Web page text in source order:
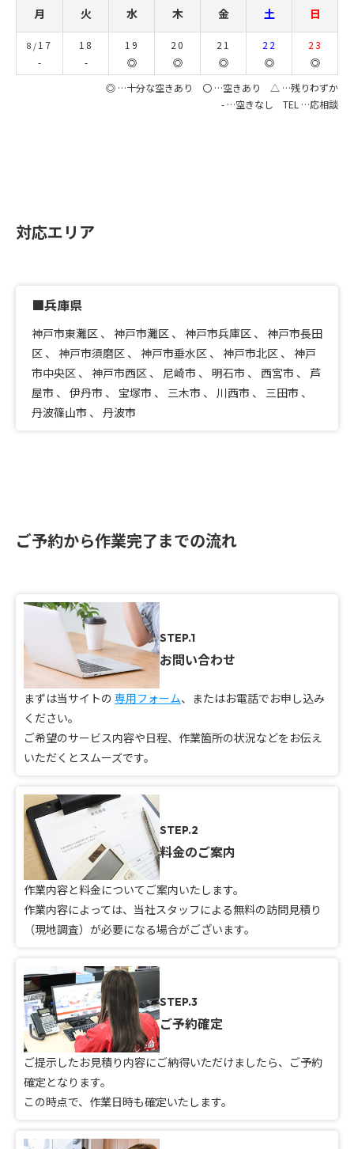
月 火 水 木 金 土 日
8/ 17
-
18
-
19
◎
20
◎
21
◎
22
◎
23
◎
◎ …十分な空きあり 〇 …空きあり △ …残りわずか
- …空きなし TEL …応相談
対応エリア
■兵庫県
神戸市東灘区 、 神戸市灘区 、 神戸市兵庫区 、 神戸市長田
区 、 神戸市須磨区 、 神戸市垂水区 、 神戸市北区 、 神戸
市中央区 、 神戸市西区 、 尼崎市 、 明石市 、 西宮市 、 芦
屋市 、 伊丹市 、 宝塚市 、 三木市 、 川西市 、 三田市 、
丹波篠山市 、 丹波市
ご予約から作業完了までの流れ
STEP.1
お問い合わせ
まずは当サイトの 専用フォーム、またはお電話でお申し込み
ください。
ご希望のサービス内容や日程、作業箇所の状況などをお伝え
いただくとスムーズです。
STEP.2
料金のご案内
作業内容と料金についてご案内いたします。
作業内容によっては、当社スタッフによる無料の訪問見積り
（現地調査）が必要になる場合がございます。
STEP.3
ご予約確定
ご提示したお見積り内容にご納得いただけましたら、ご予約
確定となります。
この時点で、作業日時も確定いたします。